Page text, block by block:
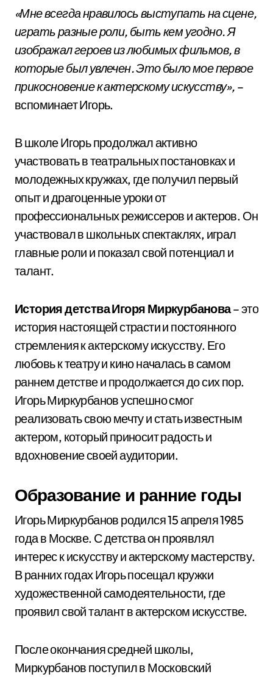
«Мне всегда нравилось выступать на сцене,
играть разные роли, быть кем угодно. Я
изображал героев из любимых фильмов, в
которые был увлечен. Это было мое первое
прикосновение к актерскому искусству», –
вспоминает Игорь.
В школе Игорь продолжал активно
участвовать в театральных постановках и
молодежных кружках, где получил первый
опыт и драгоценные уроки от
профессиональных режиссеров и актеров. Он
участвовал в школьных спектаклях, играл
главные роли и показал свой потенциал и
талант.
История детства Игоря Миркурбанова– это
история настоящей страсти и постоянного
стремления к актерскому искусству. Его
любовь к театру и кино началась в самом
раннем детстве и продолжается до сих пор.
Игорь Миркурбанов успешно смог
реализовать свою мечту и стать известным
актером, который приносит радость и
вдохновение своей аудитории.
Образование и ранние годы
Игорь Миркурбанов родился 15 апреля 1985
года в Москве. С детства он проявлял
интерес к искусству и актерскому мастерству.
В ранних годах Игорь посещал кружки
художественной самодеятельности, где
проявил свой талант в актерском искусстве.
После окончания средней школы,
Миркурбанов поступил в Московский